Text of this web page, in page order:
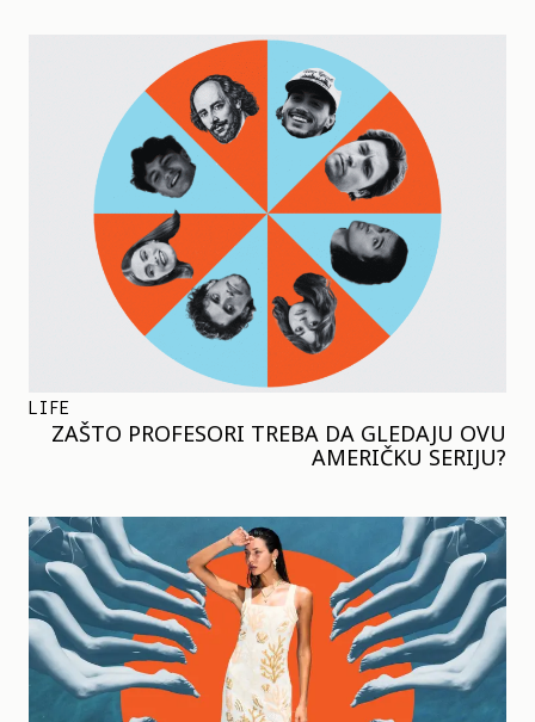
LIFE
ZAŠTO PROFESORI TREBA DA GLEDAJU OVU
AMERIČKU SERIJU?